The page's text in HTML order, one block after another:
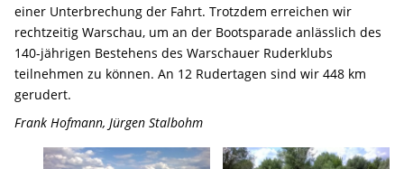
einer Unterbrechung der Fahrt. Trotzdem erreichen wir
rechtzeitig Warschau, um an der Bootsparade anlässlich des
140-jährigen Bestehens des Warschauer Ruderklubs
teilnehmen zu können. An 12 Rudertagen sind wir 448 km
gerudert.
Frank Hofmann, Jürgen Stalbohm